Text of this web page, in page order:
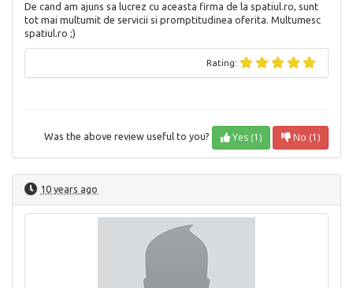
De cand am ajuns sa lucrez cu aceasta firma de la spatiul.ro, sunt
tot mai multumit de servicii si promptitudinea oferita. Multumesc
spatiul.ro ;)
Rating:
Was the above review useful to you? Yes (1) No (1)
10 years ago